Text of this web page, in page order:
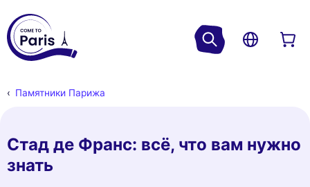
Памятники Парижа
Стад де Франс: всё, что вам нужно
знать